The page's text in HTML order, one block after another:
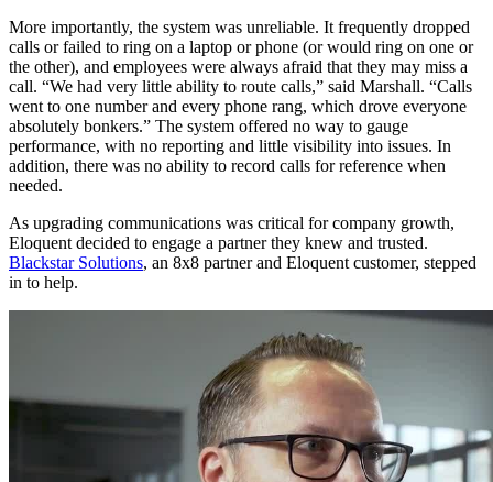
More importantly, the system was unreliable. It frequently dropped
calls or failed to ring on a laptop or phone (or would ring on one or
the other), and employees were always afraid that they may miss a
call. “We had very little ability to route calls,” said Marshall. “Calls
went to one number and every phone rang, which drove everyone
absolutely bonkers.” The system offered no way to gauge
performance, with no reporting and little visibility into issues. In
addition, there was no ability to record calls for reference when
needed.
As upgrading communications was critical for company growth,
Eloquent decided to engage a partner they knew and trusted.
Blackstar Solutions, an 8x8 partner and Eloquent customer, stepped
in to help.